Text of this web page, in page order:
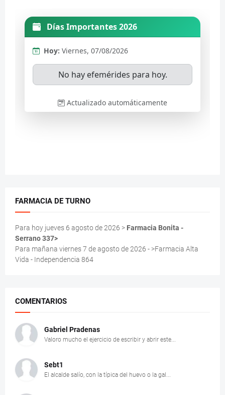
FARMACIA DE TURNO
Para hoy jueves 6 agosto de 2026 > Farmacia Bonita -
Serrano 337>
Para mañana viernes 7 de agosto de 2026 - >Farmacia Alta
Vida - Independencia 864
COMENTARIOS
Gabriel Pradenas
Valoro mucho el ejercicio de escribir y abrir este...
Sebt1
El alcalde salío, con la típica del huevo o la gal...